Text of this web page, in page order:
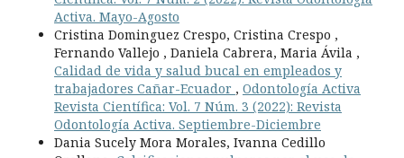
Activa. Mayo-Agosto
Cristina Dominguez Crespo, Cristina Crespo ,
Fernando Vallejo , Daniela Cabrera, Maria Ávila ,
Calidad de vida y salud bucal en empleados y
trabajadores Cañar-Ecuador , Odontología Activa
Revista Científica: Vol. 7 Núm. 3 (2022): Revista
Odontología Activa. Septiembre-Diciembre
Dania Sucely Mora Morales, Ivanna Cedillo